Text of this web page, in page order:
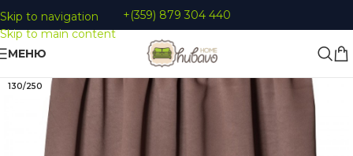
Skip to navigation
Skip to main content
+(359) 879 304 440
МЕНЮ
130/250